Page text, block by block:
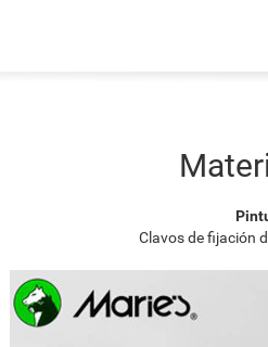
Clavos de fijación